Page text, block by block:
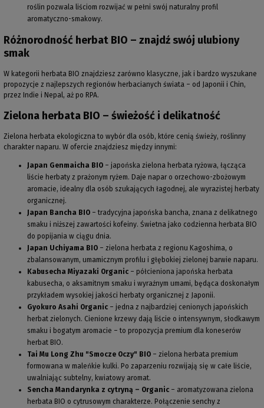
roślin pozwala liściom rozwijać w pełni swój naturalny profil
aromatyczno-smakowy.
Różnorodność herbat BIO – znajdź swój ulubiony
smak
W kategorii herbata BIO znajdziesz zarówno klasyczne, jak i bardzo wyszukane
propozycje z najlepszych regionów herbacianych świata – od Japonii i Chin,
przez Indie i Nepal, aż po RPA.
Zielona herbata BIO – świeżość i delikatność
Zielona herbata ekologiczna to wybór dla osób, które cenią świeży, roślinny
charakter naparu. W ofercie znajdziesz między innymi:
Japan Genmaicha BIO – japońska zielona herbata ryżowa, łącząca
liście herbaty z prażonym ryżem. Daje napar o orzechowo-zbożowym
aromacie, idealny dla osób szukających łagodnej, ale wyrazistej herbaty
organicznej.
Japan Bancha BIO – tradycyjna japońska bancha, znana z delikatnego
smaku i niższej zawartości kofeiny. Świetna jako codzienna herbata BIO
do popijania w ciągu dnia.
Japan Uchiyama BIO – zielona herbata z regionu Kagoshima, o
zbalansowanym, umamicznym profilu i głębokiej zielonej barwie naparu.
Kabusecha Miyazaki Organic – półcieniona japońska herbata
kabusecha, o aksamitnym smaku i wyraźnym umami, będąca doskonałym
przykładem wysokiej jakości herbaty organicznej z Japonii.
Gyokuro Asahi Organic – jedna z najbardziej cenionych japońskich
herbat zielonych. Cienione krzewy dają liście o intensywnym, słodkawym
smaku i bogatym aromacie – to propozycja premium dla koneserów
herbat BIO.
Tai Mu Long Zhu "Smocze Oczy" BIO – zielona herbata premium
formowana w maleńkie kulki. Po zaparzeniu rozwijają się w całe liście,
uwalniając subtelny, kwiatowy aromat.
Sencha Mandarynka z cytryną – Organic – aromatyzowana zielona
herbata BIO o cytrusowym charakterze. Połączenie senchy z